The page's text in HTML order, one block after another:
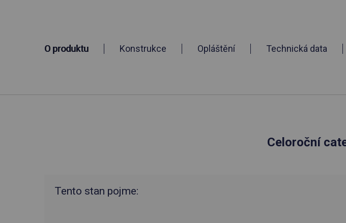
O produktu Konstrukce Opláštění Technická data
Celoroční
Tento stan pojme: